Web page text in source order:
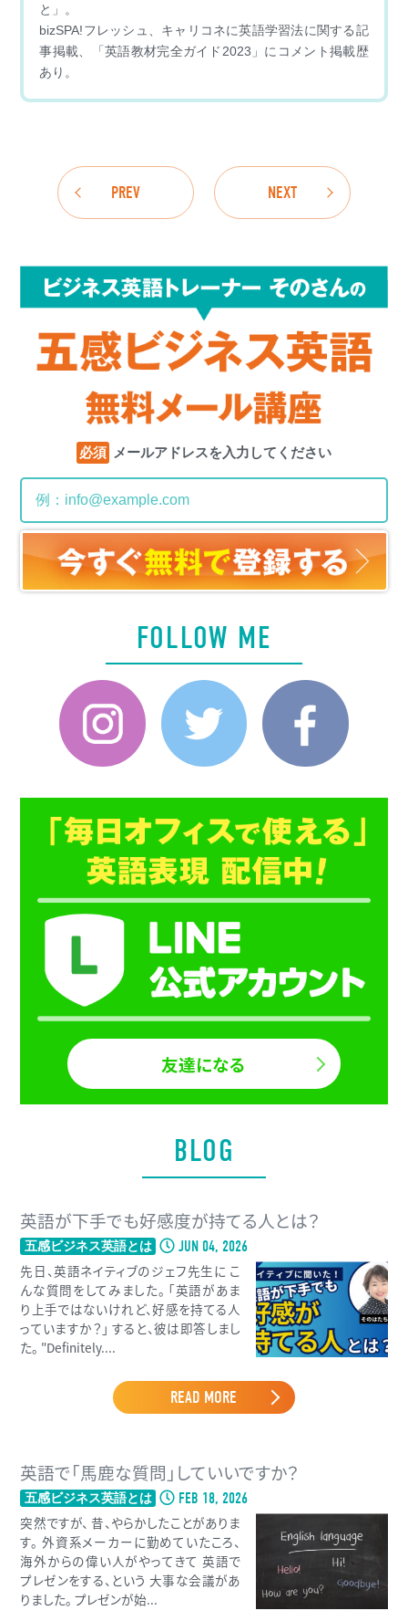
と」。
bizSPA!フレッシュ、キャリコネに英語学習法に関する記
事掲載、「英語教材完全ガイド2023」にコメント掲載歴
あり。
PREV NEXT
必須 メールアドレスを入力してください
FOLLOW ME
友達になる
BLOG
英語が下手でも好感度が持てる人とは？
五感ビジネス英語とは JUN 04, 2026
先日、英語ネイティブのジェフ先生に こ
んな質問をしてみました。 「英語があま
り上手ではないけれど、好感を持てる人
っていますか？」 すると、彼は即答しまし
た。 "Definitely....
READ MORE
英語で「馬鹿な質問」していいですか？
五感ビジネス英語とは FEB 18, 2026
突然ですが、 昔、やらかしたことがありま
す。 外資系メーカーに勤めていたころ、
海外からの偉い人がやってきて 英語で
プレゼンをする、という 大事な会議があ
りました。 プレゼンが始...